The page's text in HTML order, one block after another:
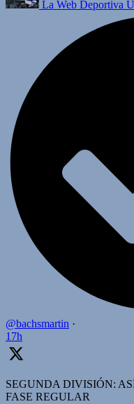
La Web Deportiva
@bachsmartin ·
17h
SEGUNDA DIVISIÓN:
FASE REGULAR